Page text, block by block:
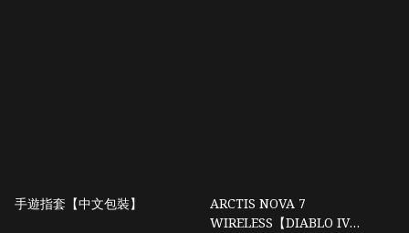
手遊指套【中文包裝】
ARCTIS NOVA 7
WIRELESS【DIABLO IV